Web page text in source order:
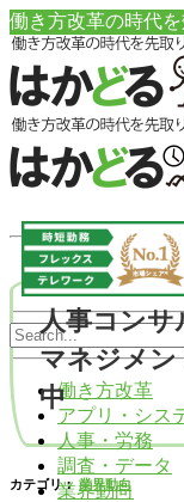
働き方改革の時代
働き方改革
アプリ・シス
人事・労務
調査・データ
業界動向
人事コンサ
マネジメン
中
カテゴリ： 業界動向